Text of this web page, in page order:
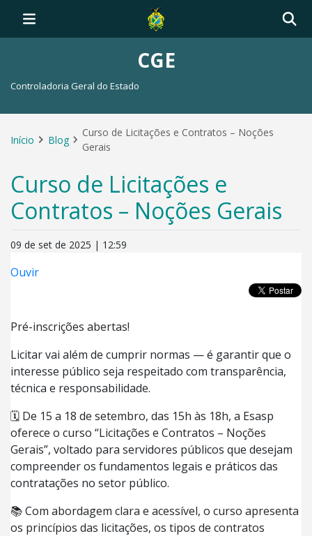
CGE
Controladoria Geral do Estado
Início Blog
Curso de Licitações e Contratos – Noções
Gerais
Curso de Licitações e
Contratos – Noções Gerais
09 de set de 2025 | 12:59
Ouvir
Pré-inscrições abertas!
Licitar vai além de cumprir normas — é garantir que o
interesse público seja respeitado com transparência,
técnica e responsabilidade.
🗓️ De 15 a 18 de setembro, das 15h às 18h, a Esasp
oferece o curso “Licitações e Contratos – Noções
Gerais”, voltado para servidores públicos que desejam
compreender os fundamentos legais e práticos das
contratações no setor público.
📚 Com abordagem clara e acessível, o curso apresenta
os princípios das licitações, os tipos de contratos